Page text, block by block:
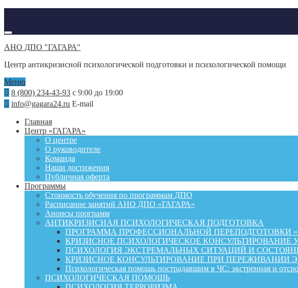
АНО ДПО "ГАГАРА"
Центр антикризисной психологической подготовки и психологической помощи
Меню
8 (800) 234-43-93 с 9:00 до 19:00
info@gagara24.ru E-mail
Главная
Центр «ГАГАРА»
О центре
О руководителе
Команда
Наши достижения
Публичная оферта
Программы
Стоимость обучения по программам ДПО
Расписание занятий АНО ДПО «ГАГАРА»
Анонсы программ
АНТИКРИЗИСНАЯ ПСИХОЛОГИЧЕСКАЯ ПОДГОТОВКА
ПРОГРАММА ПРОФЕССИОНАЛЬНОЙ ПЕРЕПОДГОТОВКИ
КРИЗИСНОЕ ПСИХОЛОГИЧЕСКОЕ КОНСУЛЬТИРОВАНИЕ
ПСИХОЛОГИЯ ЭКСТРЕМАЛЬНЫХ СИТУАЦИЙ И
КРИЗИСНОЕ КОНСУЛЬТИРОВАНИЕ ПРИ ПЕРЕЖИВАНИИ
Психологическая помощь пострадавшим в ЧС: экстренная и
ПСИХОЛОГИЧЕСКАЯ ПОМОЩЬ